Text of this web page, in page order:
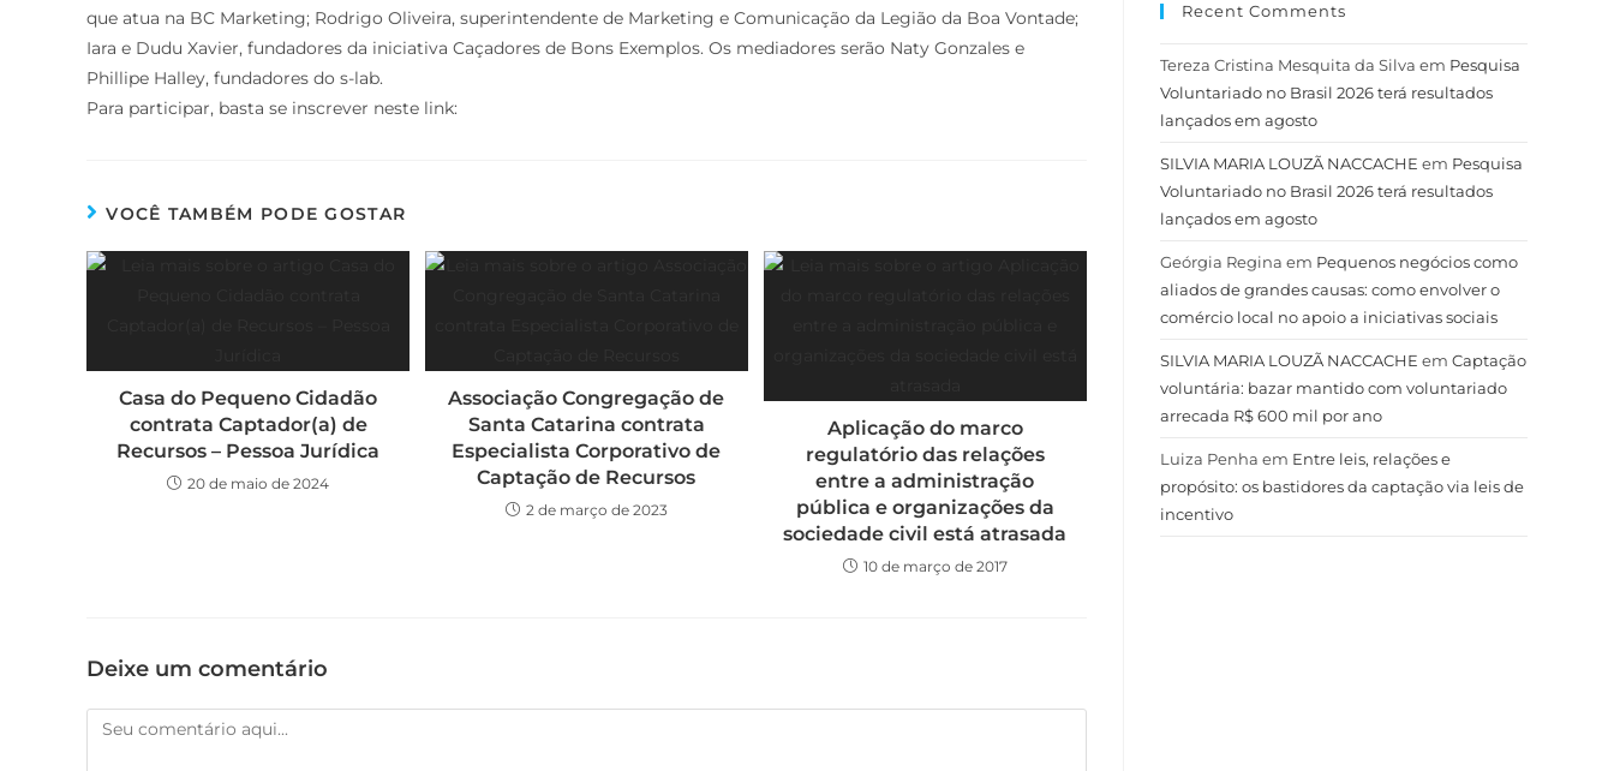
que atua na BC Marketing; Rodrigo Oliveira, superintendente de Marketing e Comunicação da Legião da Boa Vontade;
Iara e Dudu Xavier, fundadores da iniciativa Caçadores de Bons Exemplos. Os mediadores serão Naty Gonzales e
Phillipe Halley, fundadores do s-lab.
Para participar, basta se inscrever neste link:
VOCÊ TAMBÉM PODE GOSTAR
Casa do Pequeno Cidadão
contrata Captador(a) de
Recursos – Pessoa Jurídica
20 de maio de 2024
Associação Congregação de
Santa Catarina contrata
Especialista Corporativo de
Captação de Recursos
2 de março de 2023
Aplicação do marco
regulatório das relações
entre a administração
pública e organizações da
sociedade civil está atrasada
10 de março de 2017
Deixe um comentário
Recent Comments
Tereza Cristina Mesquita da Silva em Pesquisa
Voluntariado no Brasil 2026 terá resultados
lançados em agosto
SILVIA MARIA LOUZÃ NACCACHE em Pesquisa
Voluntariado no Brasil 2026 terá resultados
lançados em agosto
Geórgia Regina em Pequenos negócios como
aliados de grandes causas: como envolver o
comércio local no apoio a iniciativas sociais
SILVIA MARIA LOUZÃ NACCACHE em Captação
voluntária: bazar mantido com voluntariado
arrecada R$ 600 mil por ano
Luiza Penha em Entre leis, relações e
propósito: os bastidores da captação via leis de
incentivo